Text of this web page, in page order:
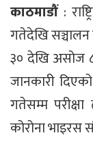
काठमाडौं:
गतेदेखि सञ्चालन
३० देखि असोज
जानकारी
गतेसम्म
कोरोना भाइरस